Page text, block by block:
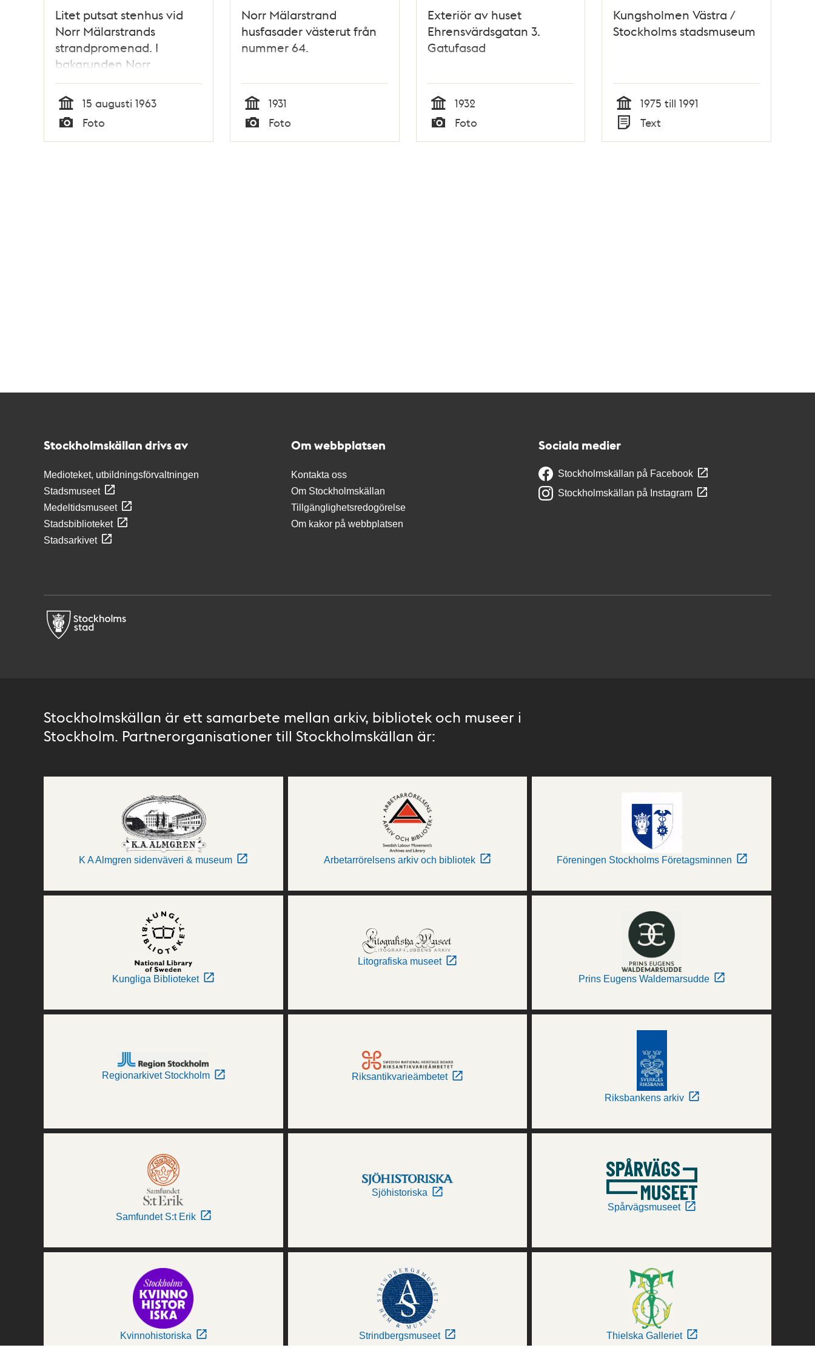
Litet putsat stenhus vid
Norr Mälarstrands
strandpromenad. I
bakgrunden Norr
Mälarstrand 66-68 i kv.
Pontonen
Tid
15 augusti 1963
Typ
Foto
Norr Mälarstrand
husfasader västerut från
nummer 64.
Tid
1931
Typ
Foto
Exteriör av huset
Ehrensvärdsgatan 3.
Gatufasad
Tid
1932
Typ
Foto
Kungsholmen Västra /
Stockholms stadsmuseum
Tid
1975 till 1991
Typ
Text
Stockholmskällan drivs av
Medioteket, utbildningsförvaltningen
Stadsmuseet
Medeltidsmuseet
Stadsbiblioteket
Stadsarkivet
Om webbplatsen
Kontakta oss
Om Stockholmskällan
Tillgänglighetsredogörelse
Om kakor på webbplatsen
Sociala medier
Stockholmskällan på Facebook
Stockholmskällan på Instagram
Stockholmskällan är ett samarbete mellan arkiv, bibliotek och museer i
Stockholm. Partnerorganisationer till Stockholmskällan är:
K A Almgren sidenväveri & museum Arbetarrörelsens arkiv och bibliotek Föreningen Stockholms Företagsminnen
Kungliga Biblioteket
Litografiska museet
Prins Eugens Waldemarsudde
Regionarkivet Stockholm Riksantikvarieämbetet
Riksbankens arkiv
Samfundet S:t Erik
Sjöhistoriska
Spårvägsmuseet
Kvinnohistoriska Strindbergsmuseet Thielska Galleriet